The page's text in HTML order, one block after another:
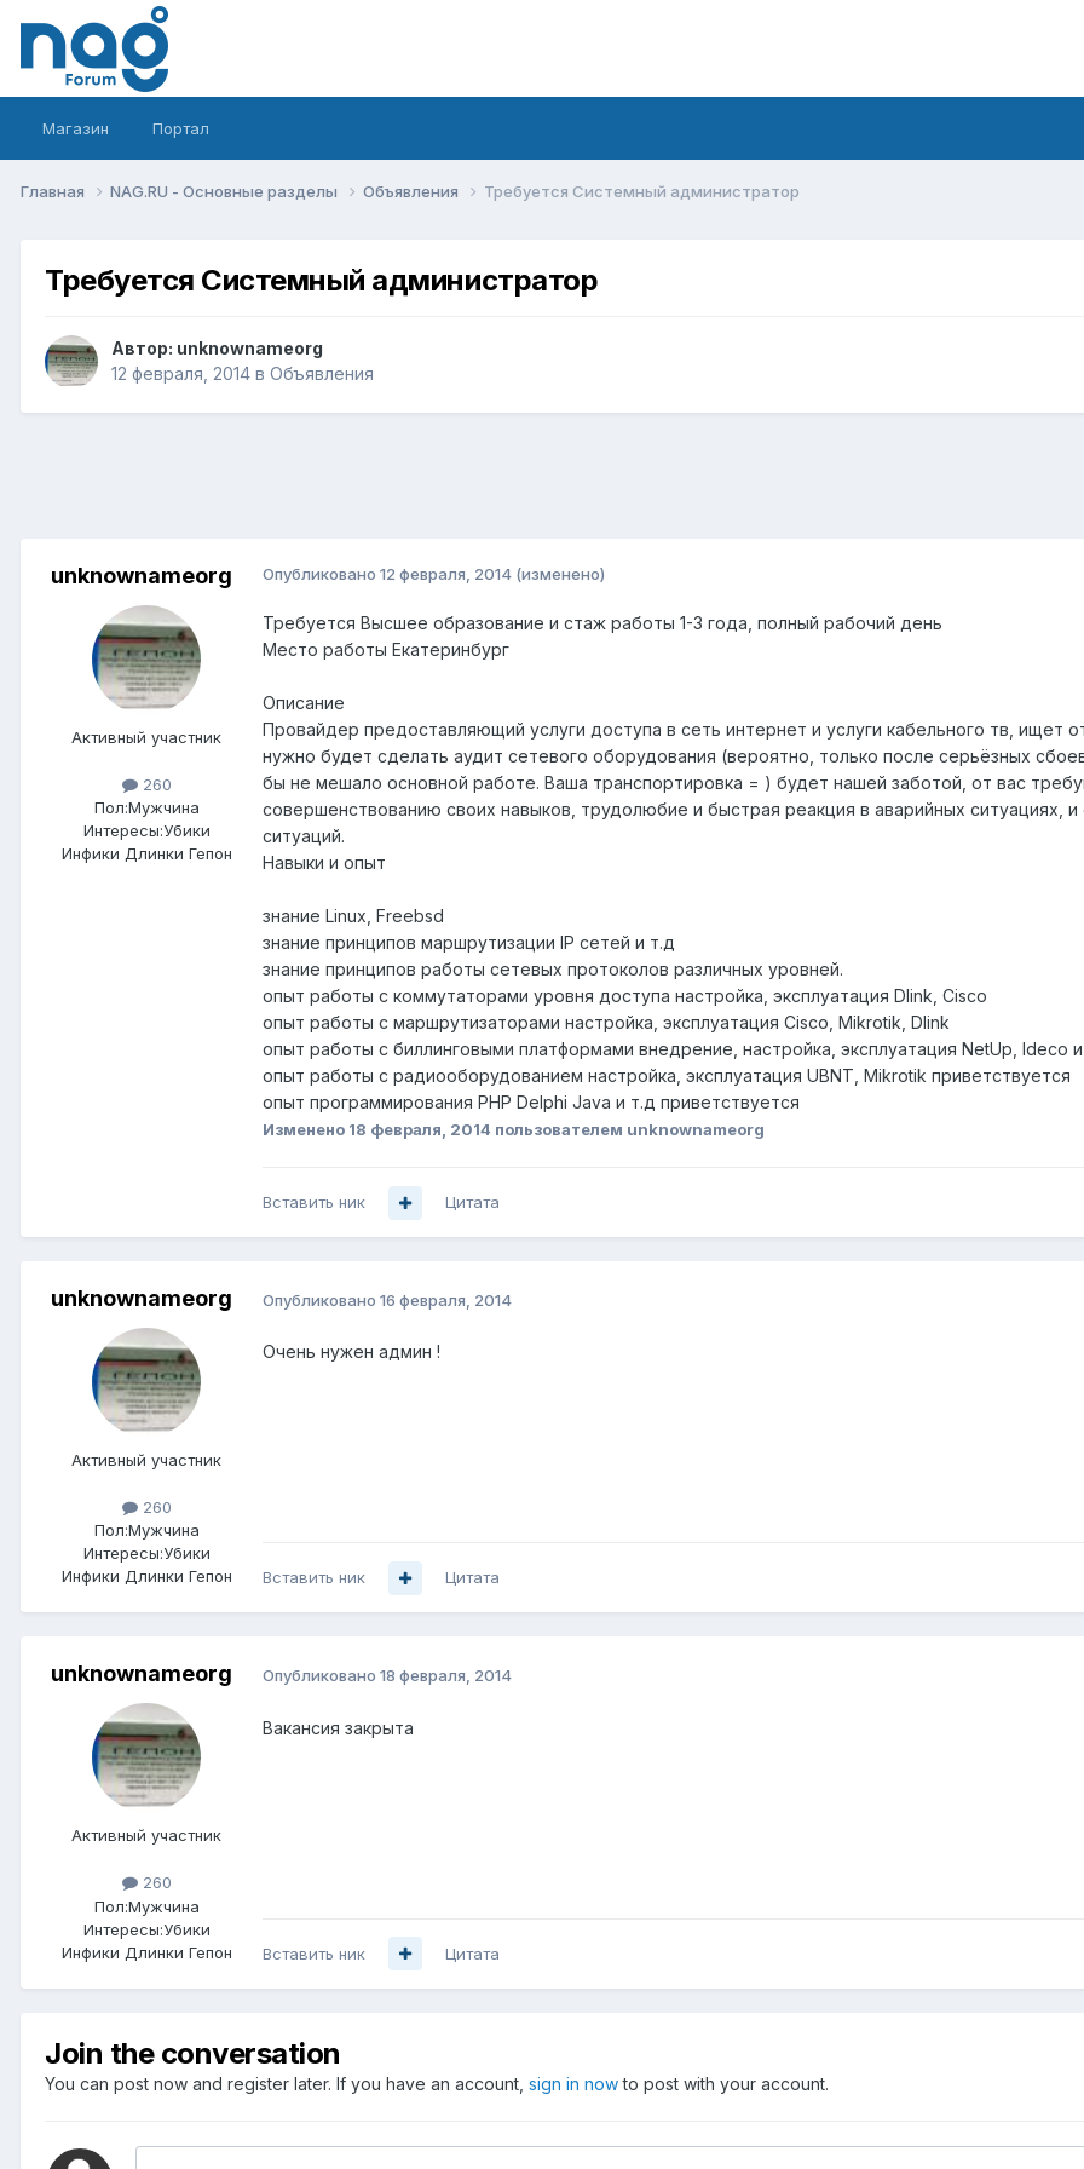
Магазин Портал
Главная NAG.RU - Основные разделы Объявления Требуется Системный администратор
Требуется Системный администратор
Автор: unknownameorg
12 февраля, 2014 в Объявления
unknownameorg
Активный участник
260
Пол:Мужчина
Интересы:Убики
Инфики Длинки Гепон
Опубликовано 12 февраля, 2014 (изменено)
Требуется Высшее образование и стаж работы 1-3 года, полный рабочий день
Место работы Екатеринбург
Описание
Провайдер предоставляющий услуги доступа в сеть интернет и услуги кабельного тв, ищет
нужно будет сделать аудит сетевого оборудования (вероятно, только после серьёзных
бы не мешало основной работе. Ваша транспортировка = ) будет нашей заботой, от вас
совершенствованию своих навыков, трудолюбие и быстрая реакция в аварийных ситуациях,
ситуаций.
Навыки и опыт
знание Linux, Freebsd
знание принципов маршрутизации IP сетей и т.д
знание принципов работы сетевых протоколов различных уровней.
опыт работы с коммутаторами уровня доступа настройка, эксплуатация Dlink, Cisco
опыт работы с маршрутизаторами настройка, эксплуатация Cisco, Mikrotik, Dlink
опыт работы с биллинговыми платформами внедрение, настройка, эксплуатация NetUp, Ideco и
опыт работы с радиооборудованием настройка, эксплуатация UBNT, Mikrotik приветствуется
опыт программирования PHP Delphi Java и т.д приветствуется
Изменено 18 февраля, 2014 пользователем unknownameorg
Вставить ник Цитата
unknownameorg
Активный участник
260
Пол:Мужчина
Интересы:Убики
Инфики Длинки Гепон
Опубликовано 16 февраля, 2014
Очень нужен админ !
Вставить ник Цитата
unknownameorg
Активный участник
260
Пол:Мужчина
Интересы:Убики
Инфики Длинки Гепон
Опубликовано 18 февраля, 2014
Вакансия закрыта
Вставить ник Цитата
Join the conversation
You can post now and register later. If you have an account, sign in nowto post with your account.